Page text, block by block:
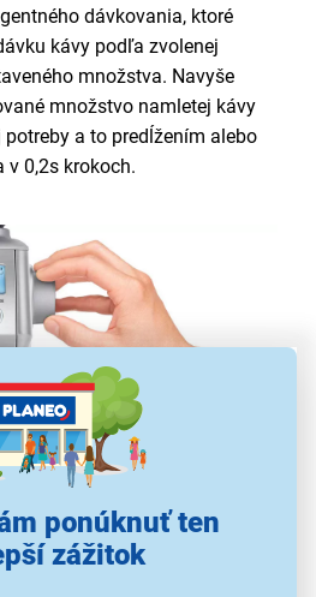
ponúknuť ten
zážitok
dávkovania, ktoré
kávy podľa zvolenej
množstva. Navyše
množstvo namletej kávy
a to predĺžením alebo
v 0,2s krokoch.
mletia